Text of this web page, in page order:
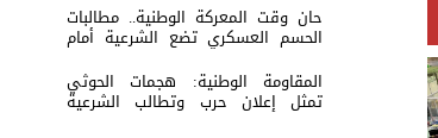
حان وقت المعركة الوطنية.. مطالبات
الحسم العسكري تضع الشرعية أمام
اختبار القرار
المقاومة الوطنية: هجمات الحوثي
تمثل إعلان حرب وتطالب الشرعية
بتحريك الجبهات